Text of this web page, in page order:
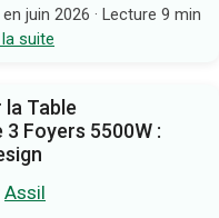
juin 2026 · Lecture 9 min
suite
Table
Foyers 5500W :
Assil